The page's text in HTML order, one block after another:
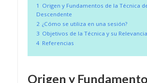
1 Origen y Fundamentos de la Técnica
Descendente
2 ¿Cómo se utiliza en una sesión?
3 Objetivos de la Técnica y su
4 Referencias
Origen y